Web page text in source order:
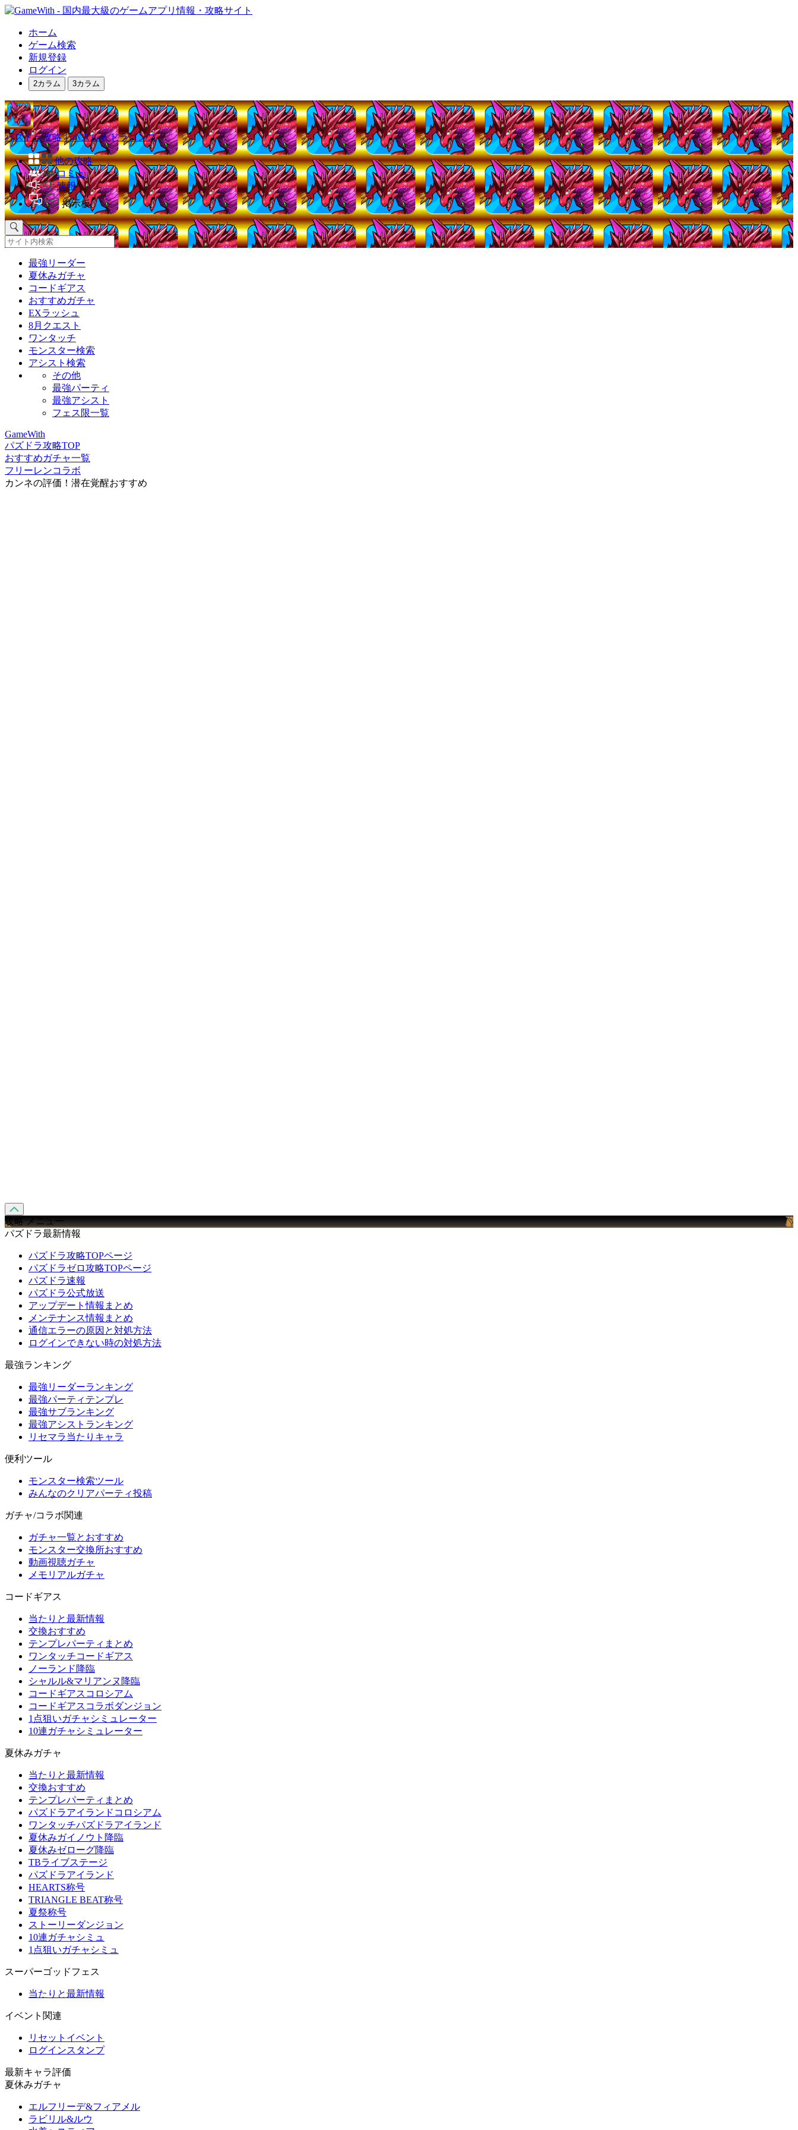
ホーム
ゲーム検索
新規登録
ログイン
2カラム 3カラム
パズドラ攻略｜パズル＆ドラゴンズ
他の攻略
コミュ
速報
掲示板
最強リーダー
夏休みガチャ
コードギアス
おすすめガチャ
EXラッシュ
8月クエスト
ワンタッチ
モンスター検索
アシスト検索
その他
最強パーティ
最強アシスト
フェス限一覧
GameWith
パズドラ攻略TOP
おすすめガチャ一覧
フリーレンコラボ
カンネの評価！潜在覚醒おすすめ
攻略 メニュー
パズドラ最新情報
パズドラ攻略TOPページ
パズドラゼロ攻略TOPページ
パズドラ速報
パズドラ公式放送
アップデート情報まとめ
メンテナンス情報まとめ
通信エラーの原因と対処方法
ログインできない時の対処方法
最強ランキング
最強リーダーランキング
最強パーティテンプレ
最強サブランキング
最強アシストランキング
リセマラ当たりキャラ
便利ツール
モンスター検索ツール
みんなのクリアパーティ投稿
ガチャ/コラボ関連
ガチャ一覧とおすすめ
モンスター交換所おすすめ
動画視聴ガチャ
メモリアルガチャ
コードギアス
当たりと最新情報
交換おすすめ
テンプレパーティまとめ
ワンタッチコードギアス
ノーランド降臨
シャルル&マリアンヌ降臨
コードギアスコロシアム
コードギアスコラボダンジョン
1点狙いガチャシミュレーター
10連ガチャシミュレーター
夏休みガチャ
当たりと最新情報
交換おすすめ
テンプレパーティまとめ
パズドラアイランドコロシアム
ワンタッチパズドラアイランド
夏休みガイノウト降臨
夏休みゼローグ降臨
TBライブステージ
パズドラアイランド
HEARTS称号
TRIANGLE BEAT称号
夏祭称号
ストーリーダンジョン
10連ガチャシミュ
1点狙いガチャシミュ
スーパーゴッドフェス
当たりと最新情報
イベント関連
リセットイベント
ログインスタンプ
最新キャラ評価
夏休みガチャ
エルフリーデ&フィアメル
ラビリル&ルウ